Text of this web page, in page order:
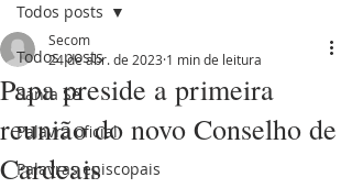
Todos posts
Santa Sé
Palavra oficial
Palavras episcopais
Todos posts
Papa preside a primeira
reunião do novo Conselho de
Cardeais
Secom
24 de abr. de 2023 1 min de leitura